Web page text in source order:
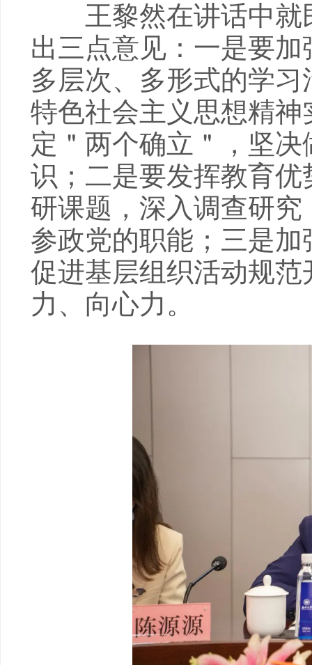
王黎然在讲话中就
出三点意见：一是要
多层次、多形式的学
特色社会主义思想精
定＂两个确立＂，坚决
识；二是要发挥教育
研课题，深入调查研
参政党的职能；三是
促进基层组织活动规
力、向心力。